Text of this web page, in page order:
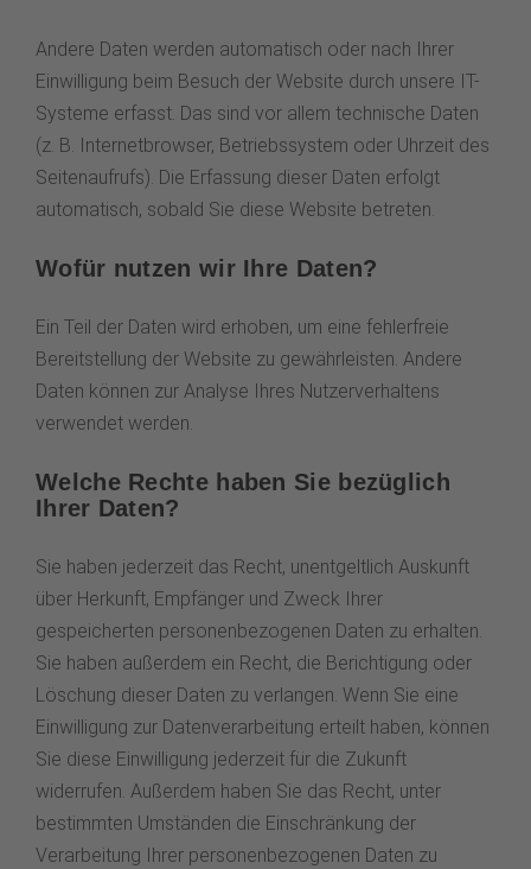
Andere Daten werden automatisch oder nach Ihrer
Einwilligung beim Besuch der Website durch unsere IT-
Systeme erfasst. Das sind vor allem technische Daten
(z. B. Internetbrowser, Betriebssystem oder Uhrzeit des
Seitenaufrufs). Die Erfassung dieser Daten erfolgt
automatisch, sobald Sie diese Website betreten.
Wofür nutzen wir Ihre Daten?
Ein Teil der Daten wird erhoben, um eine fehlerfreie
Bereitstellung der Website zu gewährleisten. Andere
Daten können zur Analyse Ihres Nutzerverhaltens
verwendet werden.
Welche Rechte haben Sie bezüglich
Ihrer Daten?
Sie haben jederzeit das Recht, unentgeltlich Auskunft
über Herkunft, Empfänger und Zweck Ihrer
gespeicherten personenbezogenen Daten zu erhalten.
Sie haben außerdem ein Recht, die Berichtigung oder
Löschung dieser Daten zu verlangen. Wenn Sie eine
Einwilligung zur Datenverarbeitung erteilt haben, können
Sie diese Einwilligung jederzeit für die Zukunft
widerrufen. Außerdem haben Sie das Recht, unter
bestimmten Umständen die Einschränkung der
Verarbeitung Ihrer personenbezogenen Daten zu